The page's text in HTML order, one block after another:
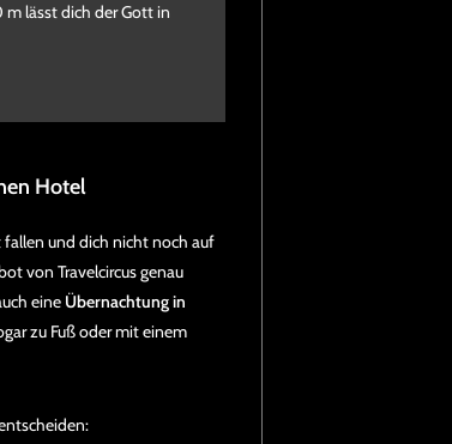
m lässt dich der Gott in
Hotel
fallen und dich nicht noch auf
von Travelcircus genau
eine Übernachtung in
zu Fuß oder mit einem